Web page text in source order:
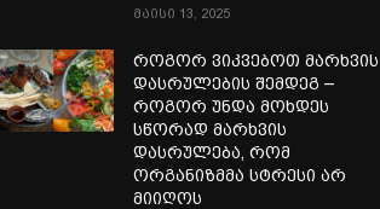
მაისი 13, 2025
როგორ ვიკვებოთ მარხვის
დასრულების შემდეგ –
როგორ უნდა მოხდეს
სწორად მარხვის
დასრულება, რომ
ორგანიზმმა სტრესი არ
მიიღოს